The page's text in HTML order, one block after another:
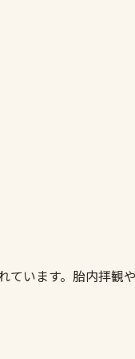
います。胎内拝観